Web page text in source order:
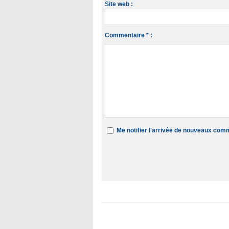
Site web :
Commentaire * :
Me notifier l'arrivée de nouveaux